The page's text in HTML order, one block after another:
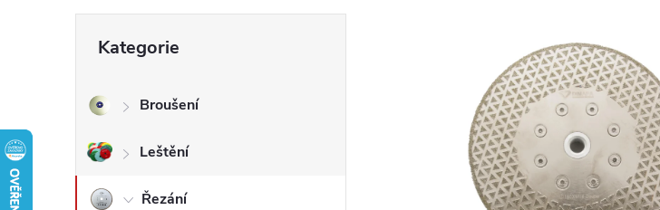
s
t
kategorie
Kategorie
Broušení
Leštění
Řezání